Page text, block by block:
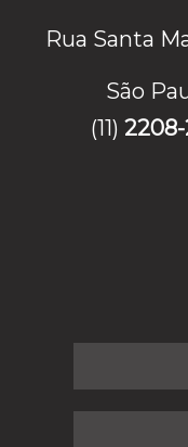
Rua Santa
São
(11) 2208-